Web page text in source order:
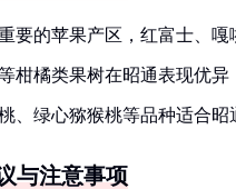
要的苹果产区，红富士、
柑橘类果树在昭通表现优
、绿心猕猴桃等品种适合昭
与注意事项